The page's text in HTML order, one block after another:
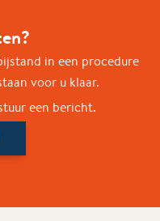
in een procedure
voor u klaar.
een bericht.